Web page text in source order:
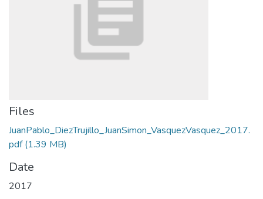
Files
JuanPablo_DiezTrujillo_JuanSimon_VasquezVasquez_2017.
pdf(1.39 MB)
Date
2017